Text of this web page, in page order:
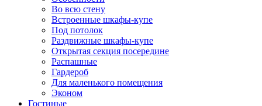
Во всю стену
Встроенные шкафы-купе
Под потолок
Раздвижные шкафы-купе
Открытая секция посередине
Распашные
Гардероб
Для маленького помещения
Эконом
Гостиные